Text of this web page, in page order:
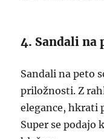
4. Sandali na
Sandali na peto
priložnosti. Z
elegance, hkrati
Super se podajo